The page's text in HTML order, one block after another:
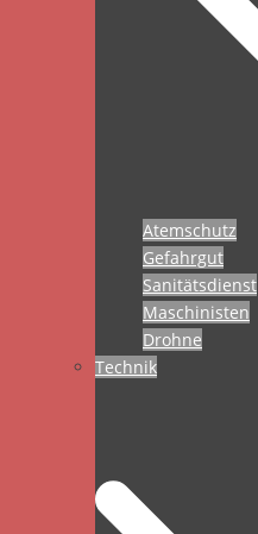
Atemschutz
Gefahrgut
Sanitätsdienst
Maschinisten
Drohne
Technik